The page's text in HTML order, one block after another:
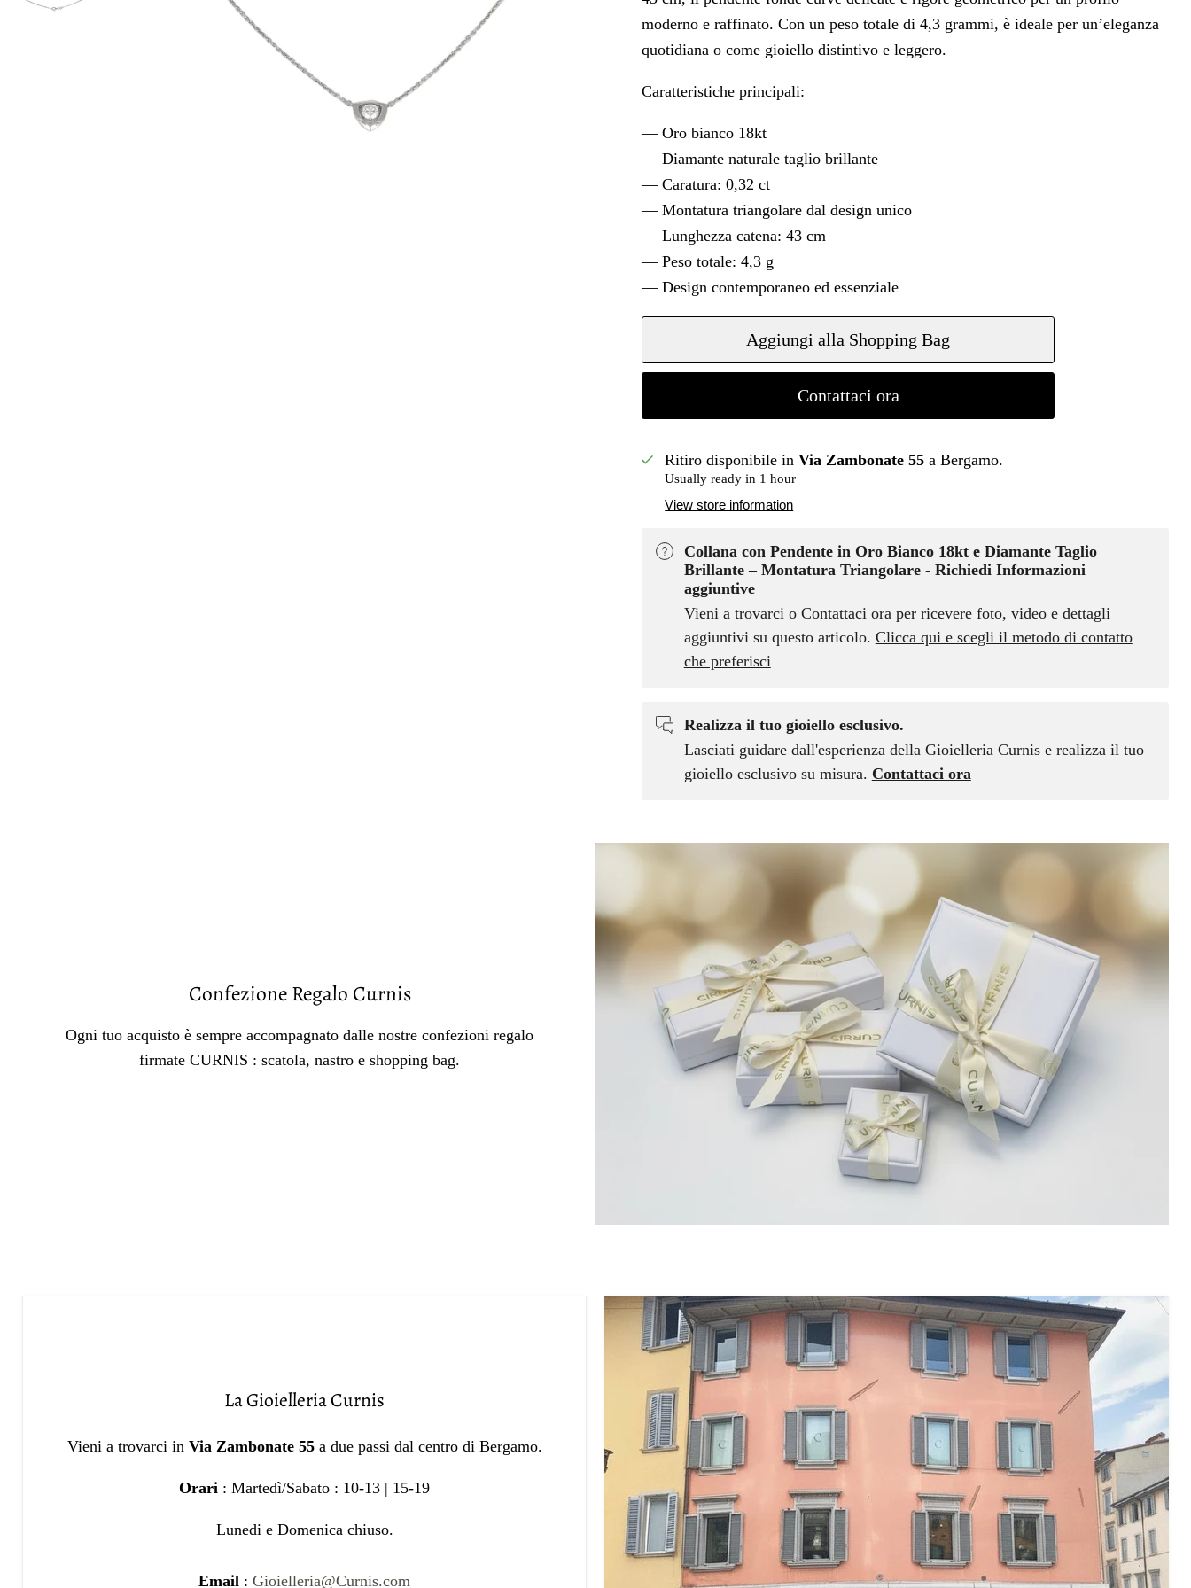
moderno e raffinato. Con un peso totale di 4,3 grammi, è ideale per un’eleganza
quotidiana o come gioiello distintivo e leggero.
Caratteristiche principali:
— Oro bianco 18kt
— Diamante naturale taglio brillante
— Caratura: 0,32 ct
— Montatura triangolare dal design unico
— Lunghezza catena: 43 cm
— Peso totale: 4,3 g
— Design contemporaneo ed essenziale
Aggiungi alla Shopping Bag
Contattaci ora
Ritiro disponibile inVia Zambonate 55 a Bergamo.
Usually ready in 1 hour
View store information
Collana con Pendente in Oro Bianco 18kt e Diamante Taglio
Brillante – Montatura Triangolare - Richiedi Informazioni
aggiuntive
Vieni a trovarci o Contattaci ora per ricevere foto, video e dettagli
aggiuntivi su questo articolo. Clicca qui e scegli il metodo di contatto
che preferisci
Realizza il tuo gioiello esclusivo.
Lasciati guidare dall'esperienza della Gioielleria Curnis e realizza il tuo
gioiello esclusivo su misura. Contattaci ora
Confezione Regalo Curnis
Ogni tuo acquisto è sempre accompagnato dalle nostre confezioni regalo
firmate CURNIS : scatola, nastro e shopping bag.
La Gioielleria Curnis
Vieni a trovarci in Via Zambonate 55 a due passi dal centro di Bergamo.
Orari : Martedì/Sabato : 10-13 | 15-19
Lunedi e Domenica chiuso.
Email : Gioielleria@Curnis.com